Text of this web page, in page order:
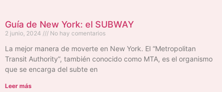
Guía de New York: el SUBWAY
2 junio, 2024 No hay comentarios
La mejor manera de moverte en New York. El “Metropolitan
Transit Authority”, también conocido como MTA, es el organismo
que se encarga del subte en
Leer más